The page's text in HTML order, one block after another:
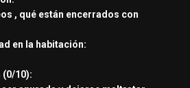
, qué están encerrados con
en la habitación:
(0/10):